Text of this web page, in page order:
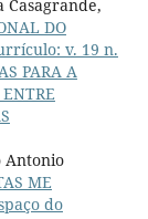
Casagrande,
DO
v. 19 n.
PARA A
Antonio
ME
do